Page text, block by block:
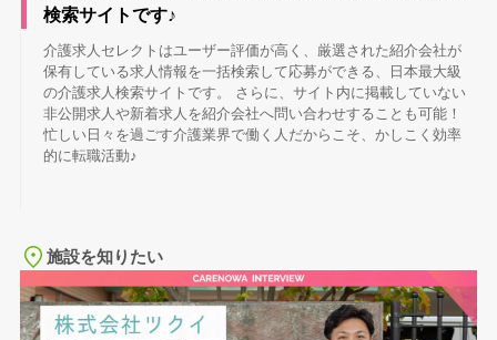
検索サイトです♪
介護求人セレクトはユーザー評価が高く、厳選された紹介会社が
保有している求人情報を一括検索して応募ができる、日本最大級
の介護求人検索サイトです。 さらに、サイト内に掲載していない
非公開求人や新着求人を紹介会社へ問い合わせすることも可能！
忙しい日々を過ごす介護業界で働く人だからこそ、かしこく効率
的に転職活動♪
施設を知りたい